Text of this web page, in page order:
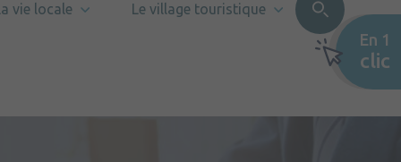
vie locale Le village touristique
En 1
clic